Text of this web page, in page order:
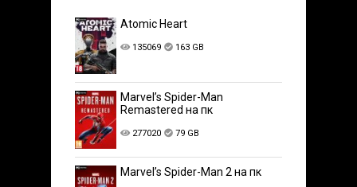
Atomic Heart
135069 163 GB
Marvel’s Spider-Man
Remastered на пк
277020 79 GB
Marvel’s Spider-Man 2 на пк